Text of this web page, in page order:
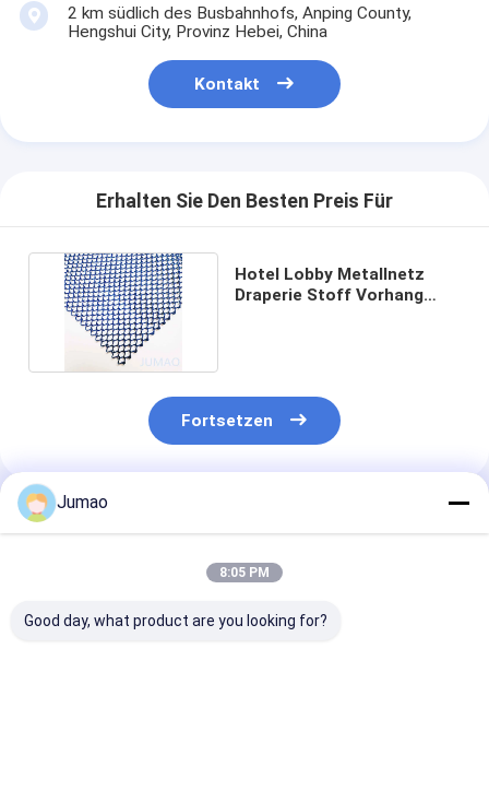
2 km südlich des Busbahnhofs, Anping County,
Hengshui City, Provinz Hebei, China
Kontakt
Erhalten Sie Den Besten Preis Für
Hotel Lobby Metallnetz
Draperie Stoff Vorhang
Fortsetzen
Empfohlene Produkte
Jumao
8:05 PM
Good day, what product are you looking for?